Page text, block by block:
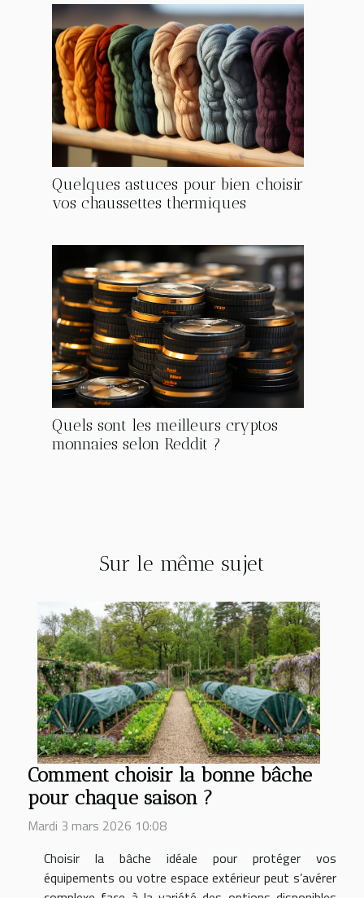
Quelques astuces pour bien choisir
vos chaussettes thermiques
Quels sont les meilleurs cryptos
monnaies selon Reddit ?
Sur le même sujet
Comment choisir la bonne bâche
pour chaque saison ?
Mardi 3 mars 2026 10:08
Choisir la bâche idéale pour protéger vos
équipements ou votre espace extérieur peut s’avérer